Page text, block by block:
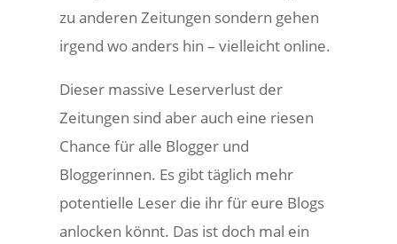
zu anderen Zeitungen sondern gehen
irgend wo anders hin – vielleicht online.
Dieser massive Leserverlust der
Zeitungen sind aber auch eine riesen
Chance für alle Blogger und
Bloggerinnen. Es gibt täglich mehr
potentielle Leser die ihr für eure Blogs
anlocken könnt. Das ist doch mal ein